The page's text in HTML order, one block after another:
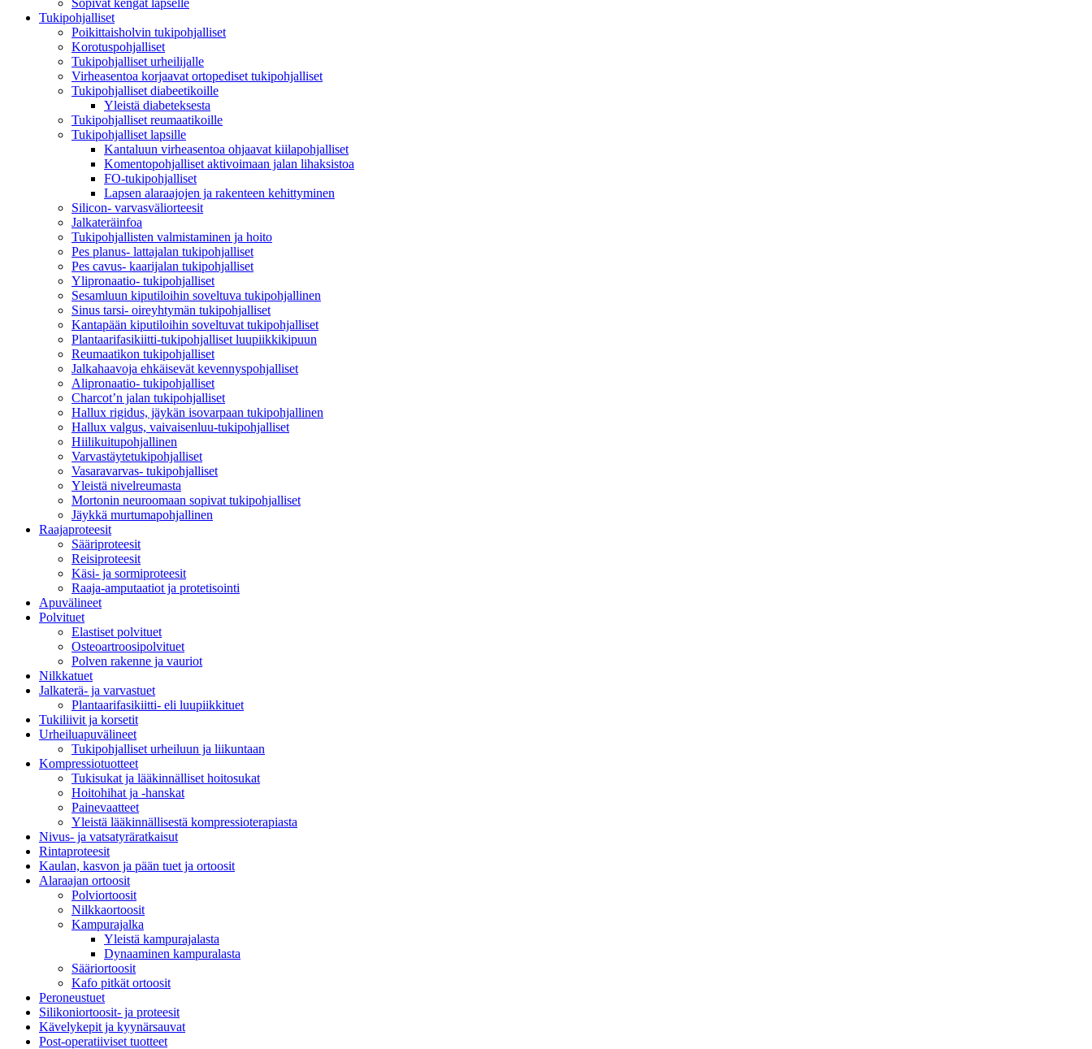
Tukipohjalliset
Poikittaisholvin tukipohjalliset
Korotuspohjalliset
Tukipohjalliset urheilijalle
Virheasentoa korjaavat ortopediset tukipohjalliset
Tukipohjalliset diabeetikoille
Yleistä diabeteksesta
Tukipohjalliset reumaatikoille
Tukipohjalliset lapsille
Kantaluun virheasentoa ohjaavat kiilapohjalliset
Komentopohjalliset aktivoimaan jalan lihaksistoa
FO-tukipohjalliset
Lapsen alaraajojen ja rakenteen kehittyminen
Silicon- varvasväliorteesit
Jalkateräinfoa
Tukipohjallisten valmistaminen ja hoito
Pes planus- lattajalan tukipohjalliset
Pes cavus- kaarijalan tukipohjalliset
Ylipronaatio- tukipohjalliset
Sesamluun kiputiloihin soveltuva tukipohjallinen
Sinus tarsi- oireyhtymän tukipohjalliset
Kantapään kiputiloihin soveltuvat tukipohjalliset
Plantaarifasikiitti-tukipohjalliset luupiikkikipuun
Reumaatikon tukipohjalliset
Jalkahaavoja ehkäisevät kevennyspohjalliset
Alipronaatio- tukipohjalliset
Charcot’n jalan tukipohjalliset
Hallux rigidus, jäykän isovarpaan tukipohjallinen
Hallux valgus, vaivaisenluu-tukipohjalliset
Hiilikuitupohjallinen
Varvastäytetukipohjalliset
Vasaravarvas- tukipohjalliset
Yleistä nivelreumasta
Mortonin neuroomaan sopivat tukipohjalliset
Jäykkä murtumapohjallinen
Raajaproteesit
Sääriproteesit
Reisiproteesit
Käsi- ja sormiproteesit
Raaja-amputaatiot ja protetisointi
Apuvälineet
Polvituet
Elastiset polvituet
Osteoartroosipolvituet
Polven rakenne ja vauriot
Nilkkatuet
Jalkaterä- ja varvastuet
Plantaarifasikiitti- eli luupiikkituet
Tukiliivit ja korsetit
Urheiluapuvälineet
Tukipohjalliset urheiluun ja liikuntaan
Kompressiotuotteet
Tukisukat ja lääkinnälliset hoitosukat
Hoitohihat ja -hanskat
Painevaatteet
Yleistä lääkinnällisestä kompressioterapiasta
Nivus- ja vatsatyräratkaisut
Rintaproteesit
Kaulan, kasvon ja pään tuet ja ortoosit
Alaraajan ortoosit
Polviortoosit
Nilkkaortoosit
Kampurajalka
Yleistä kampurajalasta
Dynaaminen kampuralasta
Sääriortoosit
Kafo pitkät ortoosit
Peroneustuet
Silikoniortoosit- ja proteesit
Kävelykepit ja kyynärsauvat
Post-operatiiviset tuotteet